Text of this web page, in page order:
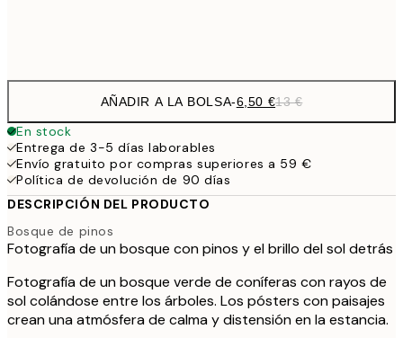
AÑADIR A LA BOLSA-6,50 €13 €
En stock
Entrega de 3-5 días laborables
Envío gratuito por compras superiores a 59 €
Política de devolución de 90 días
DESCRIPCIÓN DEL PRODUCTO
Bosque de pinos
Fotografía de un bosque con pinos y el brillo del sol detrás
Fotografía de un bosque verde de coníferas con rayos de
sol colándose entre los árboles. Los pósters con paisajes
crean una atmósfera de calma y distensión en la estancia.